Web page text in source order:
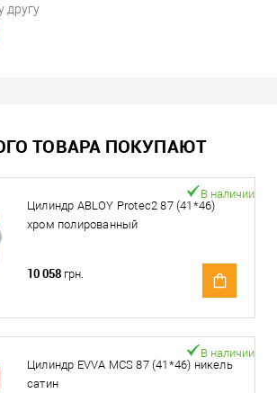
другу
ТОВАРА ПОКУПАЮТ
Цилиндр ABLOY Protec2 87 (41*46)
хром полированный
В наличии
10 058 грн.
Цилиндр EVVA MCS 87 (41*46) никель
сатин
В наличии